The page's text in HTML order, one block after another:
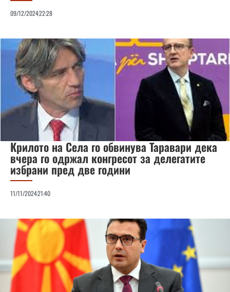
09/12/202422:28
Крилото на Села го обвинува Таравари дека
вчера го одржал конгресот за делегатите
избрани пред две години
11/11/202421:40